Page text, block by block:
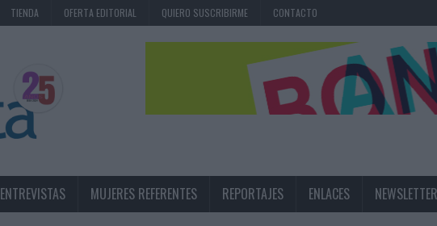
TIENDA OFERTA EDITORIAL QUIERO SUSCRIBIRME CONTACTO
ENTREVISTAS MUJERES REFERENTES REPORTAJES ENLACES NEWSLETTER